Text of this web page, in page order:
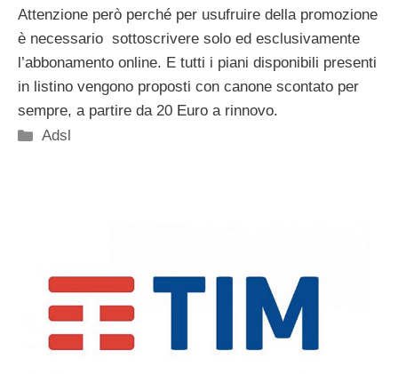
Attenzione però perché per usufruire della promozione
è necessario sottoscrivere solo ed esclusivamente
l’abbonamento online. E tutti i piani disponibili presenti
in listino vengono proposti con canone scontato per
sempre, a partire da 20 Euro a rinnovo.
Categorie
Adsl